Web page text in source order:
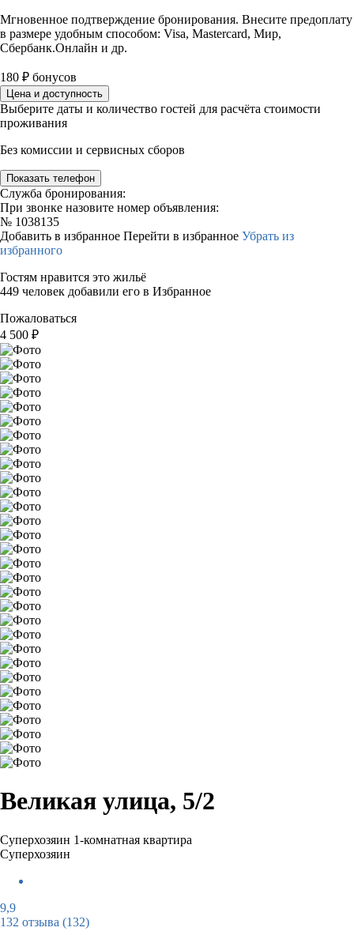
Мгновенное подтверждение бронирования. Внесите предоплату
в размере удобным способом: Visa, Mastercard, Мир,
Сбербанк.Онлайн и др.
180 ₽ бонусов
Цена и доступность
Выберите даты и количество гостей для расчёта стоимости
проживания
Без комиссии и сервисных сборов
Показать телефон
Служба бронирования:
При звонке назовите номер объявления:
№ 1038135
Добавить в избранное Перейти в избранное Убрать из
избранного
Гостям нравится это жильё
449 человек добавили его в Избранное
Пожаловаться
4 500 ₽
Великая улица, 5/2
Суперхозяин 1-комнатная квартира
Суперхозяин
9,9
132 отзыва (132)